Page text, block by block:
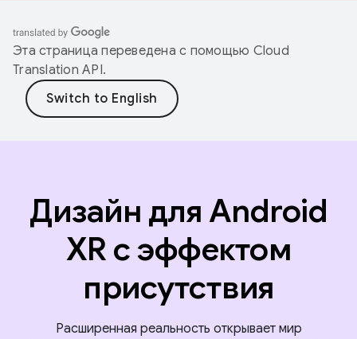
Эта страница переведена с помощью Cloud
Translation API.
Дизайн для Android
XR с эффектом
присутствия
Расширенная реальность открывает мир